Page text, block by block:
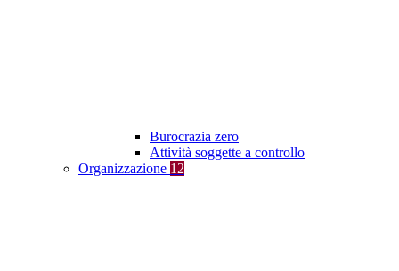
Burocrazia zero
Attività soggette a controllo
Organizzazione 12